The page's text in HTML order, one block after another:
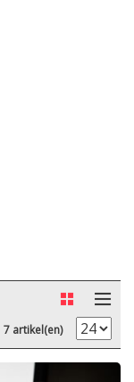
7 artikel(en)